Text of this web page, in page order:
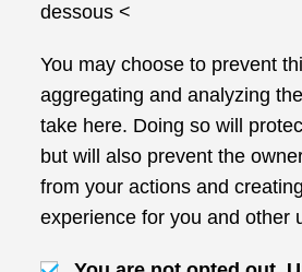
dessous <
You may choose to prevent
aggregating and analyzing
take here. Doing so will
but will also prevent the
from your actions and
experience for you and other